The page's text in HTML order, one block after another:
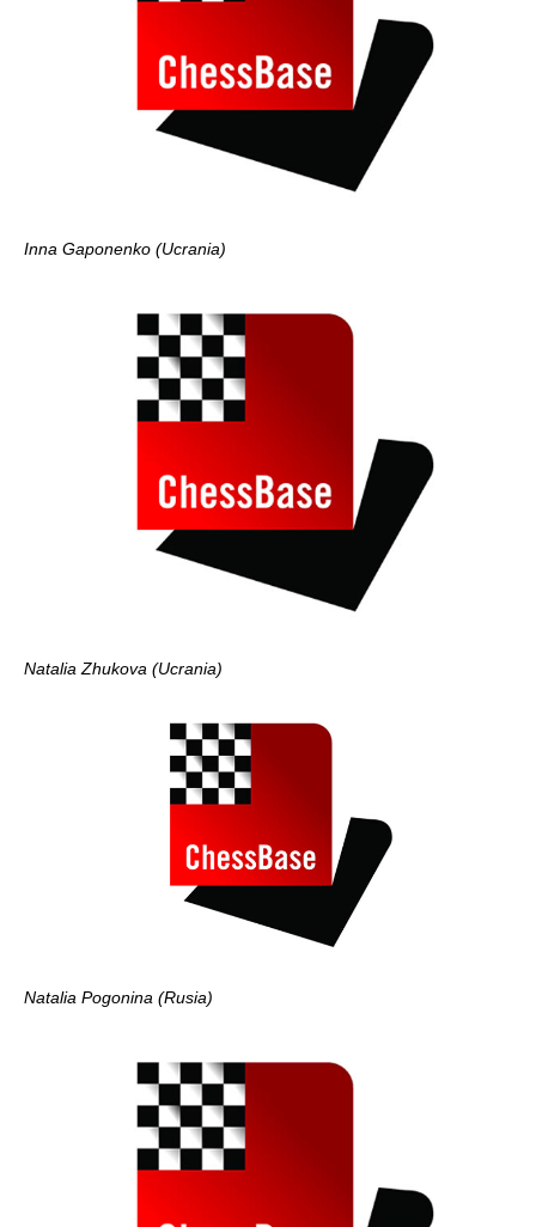
Inna Gaponenko (Ucrania)
Natalia Zhukova (Ucrania)
Natalia Pogonina (Rusia)